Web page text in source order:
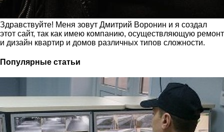
Здравствуйте! Меня зовут Дмитрий Воронин и я создал
этот сайт, так как имею компанию, осуществляющую ремонт
и дизайн квартир и домов различных типов сложности.
Популярные статьи